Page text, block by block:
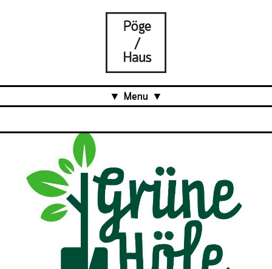
Menu
Über uns
Was ist das Pöge-Haus?
Team
Organisation
Mitarbeit